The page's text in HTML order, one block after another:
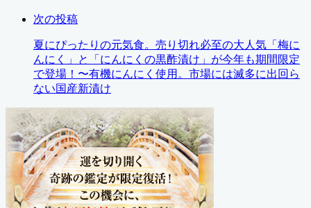
次の投稿
夏にぴったりの元気食。売り切れ必至の大人気「梅に
んにく」と「にんにくの黒酢漬け」が今年も期間限定
で登場！〜有機にんにく使用。市場には滅多に出回ら
ない国産新漬け